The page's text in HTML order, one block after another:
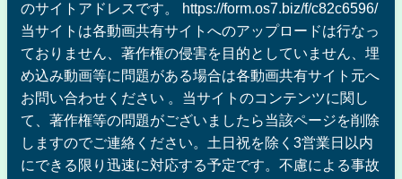
のサイトアドレスです。 https://form.os7.biz/f/c82c6596/
当サイトは各動画共有サイトへのアップロードは行なっ
ておりません、著作権の侵害を目的としていません、埋
め込み動画等に問題がある場合は各動画共有サイト元へ
お問い合わせください 。当サイトのコンテンツに関し
て、著作権等の問題がございましたら当該ページを削除
しますのでご連絡ください。土日祝を除く3営業日以内
にできる限り迅速に対応する予定です。不慮による事故